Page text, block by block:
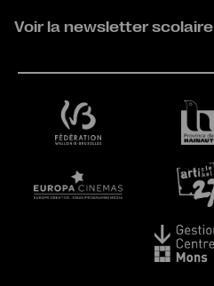
Voir la newsletter scolaire